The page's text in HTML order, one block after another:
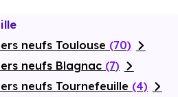
neufs Toulouse (70)
neufs Blagnac (7)
neufs Tournefeuille (4)